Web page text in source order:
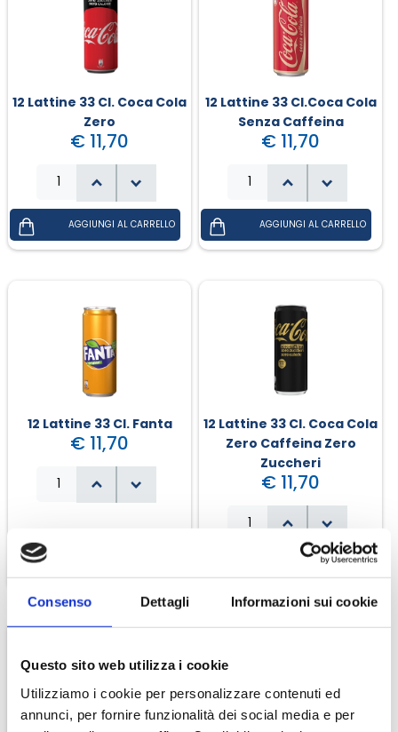
Consenso Dettagli Informazioni sui cookie
Questo sito web utilizza i cookie
Utilizziamo i cookie per personalizzare contenuti ed
annunci, per fornire funzionalità dei social media e per
12 Lattine 33 Cl. Coca Cola
Zero
€ 11,70
12 Lattine 33 Cl.Coca Cola
Senza Caffeina
€ 11,70
12 Lattine 33 Cl. Fanta
€ 11,70
12 Lattine 33 Cl. Coca Cola
Zero Caffeina Zero
Zuccheri
€ 11,70